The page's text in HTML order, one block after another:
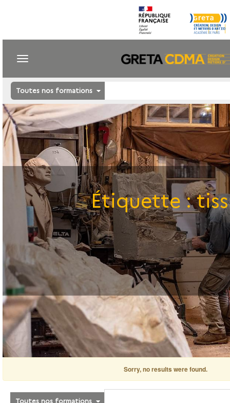
Toutes nos formations
Étiquette :
Sorry, no results were found.
Toutes nos formations